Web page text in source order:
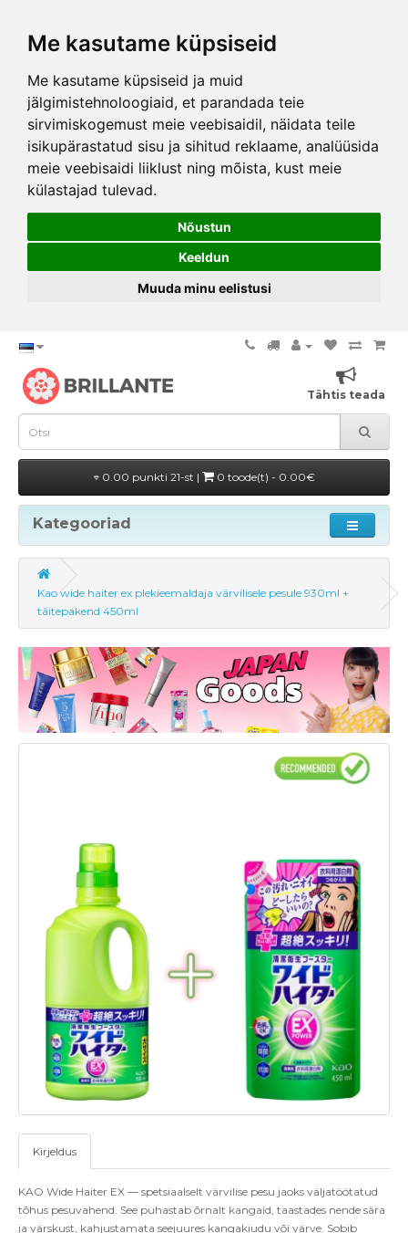
Me kasutame küpsiseid
Me kasutame küpsiseid ja muid
jälgimistehnoloogiaid, et parandada teie
sirvimiskogemust meie veebisaidil, näidata teile
isikupärastatud sisu ja sihitud reklaame, analüüsida
meie veebisaidi liiklust ning mõista, kust meie
külastajad tulevad.
Nõustun
Keeldun
Muuda minu eelistusi
Tähtis teada
0.00 punkti 21-st | 0 toode(t) - 0.00€
Kategooriad
Kao wide haiter ex plekieemaldaja värvilisele pesule 930ml +
täitepakend 450ml
Kirjeldus
KAO Wide Haiter EX — spetsiaalselt värvilise pesu jaoks väljatöötatud
tõhus pesuvahend. See puhastab õrnalt kangaid, taastades nende sära
ja värskust, kahjustamata seejuures kangakiudu või värve. Sobib